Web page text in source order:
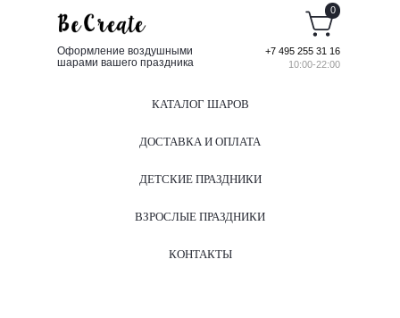
Оформление воздушными
шарами вашего праздника
+7 495 255 31 16
10:00-22:00
0
КАТАЛОГ ШАРОВ
ДОСТАВКА И ОПЛАТА
ДЕТСКИЕ ПРАЗДНИКИ
ВЗРОСЛЫЕ ПРАЗДНИКИ
КОНТАКТЫ